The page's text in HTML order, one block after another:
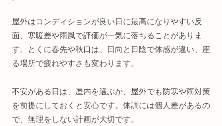
屋外はコンディションが良い日に最高になりやすい反
面、寒暖差や雨風で評価が一気に落ちることがありま
す。とくに春先や秋口は、日向と日陰で体感が違い、座
る場所で疲れやすさも変わります。
不安がある日は、屋内を選ぶか、屋外でも防寒や雨対策
を前提にしておくと安心です。体調には個人差があるの
で、無理をしない計画が大切です。